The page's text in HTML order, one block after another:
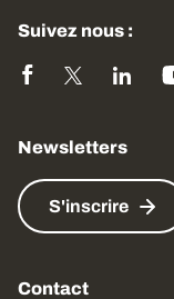
Suivez nous :
Newsletters
S'inscrire
Contact